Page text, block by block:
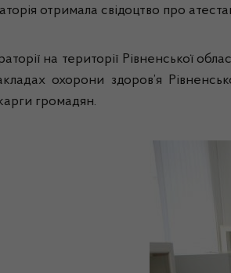
отримала свідоцтво про
на території Рівненської
охорони здоров’я
громадян.